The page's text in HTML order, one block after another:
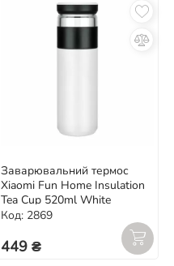
Заварювальний термос
Xiaomi Fun Home Insulation
Tea Cup 520ml White
Код: 2869
449 ₴